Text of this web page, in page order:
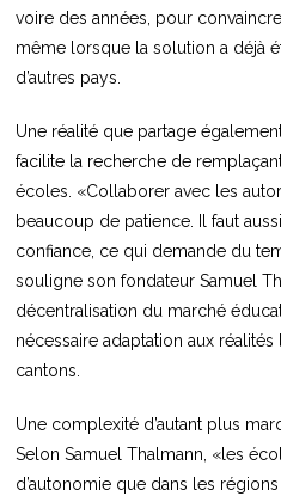
voire des années, pour
même lorsque la solution a déjà
d’autres pays.
Une réalité que partage
facilite la recherche de
écoles. «Collaborer avec les
beaucoup de patience. Il faut
confiance, ce qui demande du
souligne son fondateur Samuel
décentralisation du marché
nécessaire adaptation aux
cantons.
Une complexité d’autant plus
Selon Samuel Thalmann, «les
d’autonomie que dans les